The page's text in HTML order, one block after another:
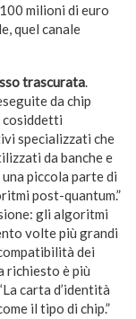
milioni di euro
quel canale
trascurata
da chip
cosiddetti
specializzati che
da banche e
piccola parte di
post-quantum.”
gli algoritmi
volte più grandi
dei
richiesto è più
carta d’identità
il tipo di chip.”